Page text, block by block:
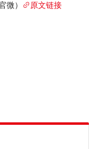
）
原文链接